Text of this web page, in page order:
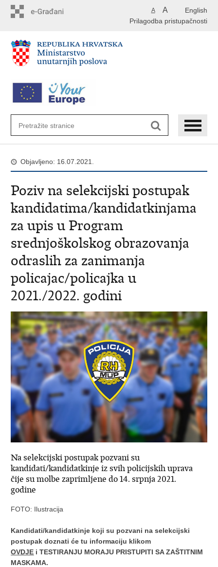
English
A A
Prilagodba pristupačnosti
Objavljeno: 16.07.2021.
Poziv na selekcijski postupak
kandidatima/kandidatkinjama
za upis u Program
srednjoškolskog obrazovanja
odraslih za zanimanja
policajac/policajka u
2021./2022. godini
Na selekcijski postupak pozvani su
kandidati/kandidatkinje iz svih policijskih uprava
čije su molbe zaprimljene do 14. srpnja 2021.
godine
FOTO: Ilustracija
Kandidati/kandidatkinje koji su pozvani na selekcijski
postupak doznati će tu informaciju klikom
OVDJE i TESTIRANJU MORAJU PRISTUPITI SA ZAŠTITNIM
MASKAMA.